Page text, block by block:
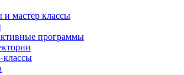
и мастер классы
программы
классы